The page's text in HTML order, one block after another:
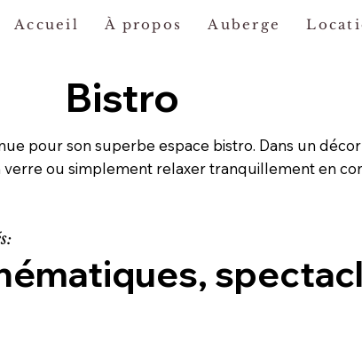
Accueil À propos Auberge
Bistro
pour son superbe espace bistro. Dans un
ou simplement relaxer tranquillement en